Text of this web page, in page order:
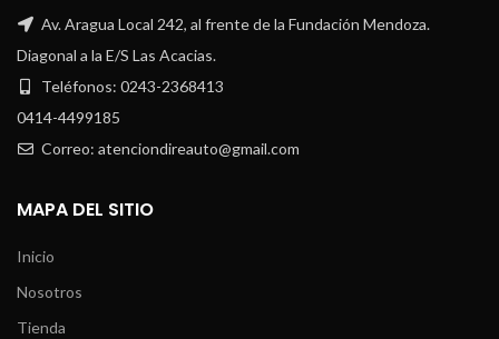
Av. Aragua Local 242, al frente de la Fundación Mendoza.
Diagonal a la E/S Las Acacias.
Teléfonos: 0243-2368413
0414-4499185
Correo: atenciondireauto@gmail.com
MAPA DEL SITIO
Inicio
Nosotros
Tienda